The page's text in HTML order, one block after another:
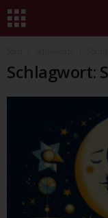
Schlagwort: